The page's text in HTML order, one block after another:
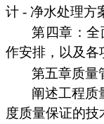
计 - 净水处理方
第四章：
作安排，以及各
第五章质量
阐述工程质
度质量保证的